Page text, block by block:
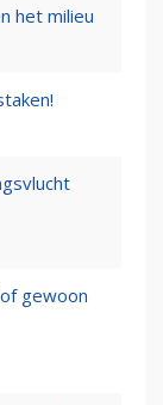
het milieu
gewoon